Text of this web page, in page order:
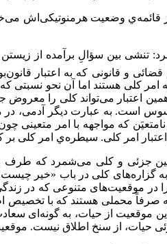
وضعیت هرمنوتیکی‌اش
تنشی بین سؤالِ برآمده از
قضائی و قانونی که به اعتبار
کلی هستند اما آن نحو نسبتی
اعتبار می‌تواند کلی را معروض
است. به عبارت دیگر آدمی، در
نامتعیَن که مواجهه با امر
امر کلی. سیطره‌ي امر کلی بر
بین جزئی و کلی می‌شمرد که
گزاره‌های کلی در باب «خیر
در موقعیت‌های متنوعی که در
صرفاً محملی هستند که با
از حیات، به‌ گونه‌ای
حیات، از سنخ اطلاق نیست.